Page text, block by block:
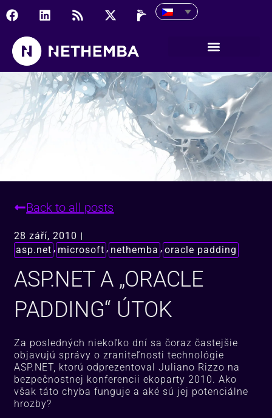
ASP.NET a „oracle
Back to all posts
28 září, 2010
asp.net ,microsoft ,nethemba ,oracle padding
ASP.NET A „ORACLE
PADDING“ ÚTOK
Za posledných niekoľko dní sa čoraz častejšie
objavujú správy o zraniteľnosti technológie
ASP.NET, ktorú odprezentoval Juliano Rizzo na
bezpečnostnej konferencii ekoparty 2010. Ako
však táto chyba funguje a aké sú jej potenciálne
hrozby?